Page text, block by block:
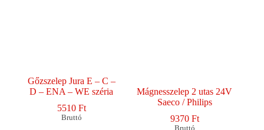
Gőzszelep Jura E – C –
D – ENA – WE széria
5510 Ft
Bruttó
Mágnesszelep 2 utas 24V
Saeco / Philips
9370 Ft